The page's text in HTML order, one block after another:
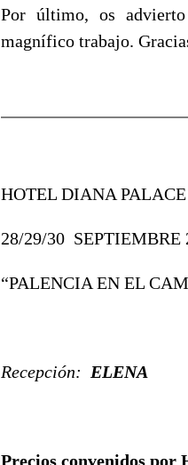
Por último, os
magnífico trabajo.
HOTEL DIANA PALACE
28/29/30 SEPTIEMBRE
“PALENCIA EN EL
Recepción: ELENA
Precios convenidos